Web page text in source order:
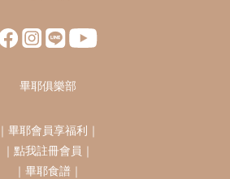
畢耶俱樂部
｜ 畢耶會員享福利 ｜
｜ 點我註冊會員 ｜
｜ 畢耶食譜 ｜